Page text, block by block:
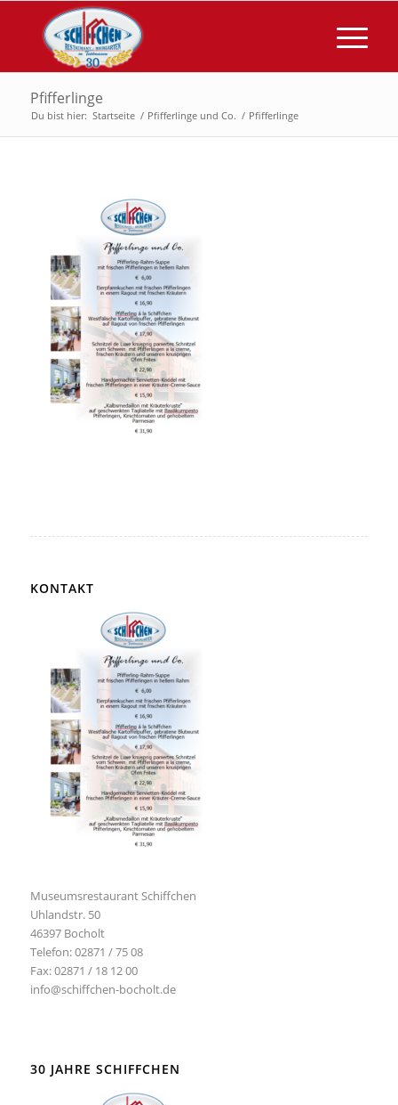
Pfifferlinge
Du bist hier: Startseite / Pfifferlinge und Co. / Pfifferlinge
KONTAKT
Museumsrestaurant Schiffchen
Uhlandstr. 50
46397 Bocholt
Telefon: 02871 / 75 08
Fax: 02871 / 18 12 00
info@schiffchen-bocholt.de
30 JAHRE SCHIFFCHEN